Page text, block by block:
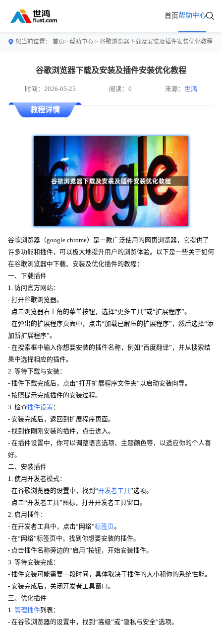
首页帮助中心
您当前位置： 首页> 帮助中心 > 谷歌浏览器下载及安装及插件安装优化教程
谷歌浏览器下载及安装及插件安装优化教程
时间：2026-05-25 阅读：0 来源：世鸿
教程详情
谷歌浏览器（google chrome）是一款广泛使用的网页浏览器，它提供了
许多功能和插件，可以极大地提升用户的浏览体验。以下是一些关于如何
在谷歌浏览器中下载、安装及优化插件的教程：
一、下载插件
1. 访问官方网站：
- 打开谷歌浏览器。
- 点击浏览器右上角的菜单按钮，选择“更多工具”或“扩展程序”。
- 在弹出的扩展程序页面中，点击“加载已解压的扩展程序”，然后选择“添
加新扩展程序”。
- 在搜索框中输入你想要安装的插件名称，例如“百度翻译”，并从搜索结
果中选择相应的插件。
2. 等待下载与安装：
- 插件下载完成后，点击“打开扩展程序文件夹”以启动安装向导。
- 按照提示完成插件的安装过程。
3. 检查插件设置 ：
- 安装完成后，返回到扩展程序页面。
- 找到你刚刚安装的插件，点击进入。
- 在插件设置中，你可以调整语言选项、主题颜色等，以适应你的个人喜
好。
二、安装插件
1. 使用开发者模式：
- 在谷歌浏览器的设置中，找到“开发者工具”选项。
- 点击“开发者工具”图标，打开开发者工具窗口。
2. 启用插件：
- 在开发者工具中，点击“网络”标签页。
- 在“网络”标签页中，找到你想要安装的插件。
- 点击插件名称旁边的“启用”按钮，开始安装插件。
3. 等待安装完成：
- 插件安装可能需要一段时间，具体取决于插件的大小和你的系统性能。
- 安装完成后，关闭开发者工具窗口。
三、优化插件
1. 管理插件列表：
- 在谷歌浏览器的设置中，找到“高级”或“隐私与安全”选项。